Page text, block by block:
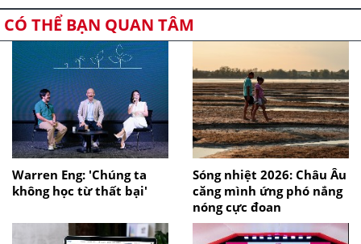
CÓ THỂ BẠN QUAN TÂM
Warren Eng: 'Chúng ta
không học từ thất bại'
Sóng nhiệt 2026: Châu Âu
căng mình ứng phó nắng
nóng cực đoan